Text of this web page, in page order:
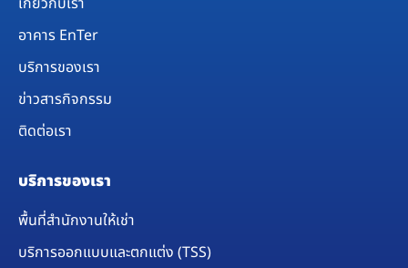
อาคาร EnTer
บริการของเรา
ข่าวสารกิจกรรม
ติดต่อเรา
บริการของเรา
พื้นที่สำนักงานให้เช่า
บริการออกแบบและตกแต่ง (TSS)